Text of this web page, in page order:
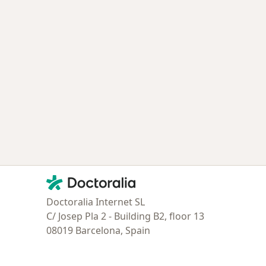
Contacto
Doctoralia - Página de inicio
Doctoralia Internet SL
C/ Josep Pla 2 - Building B2, floor 13
08019 Barcelona, Spain